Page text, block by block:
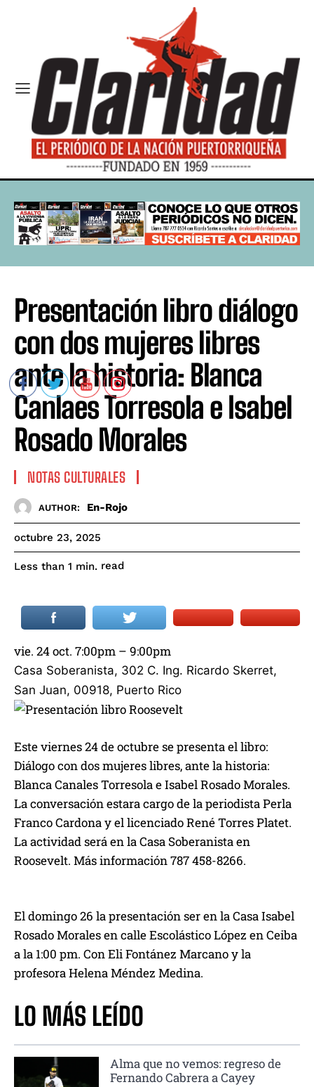
Presentación libro diálogo
con dos mujeres libres
ante la historia: Blanca
Canlaes Torresola e Isabel
Rosado Morales
NOTAS CULTURALES
AUTHOR: En-Rojo
octubre 23, 2025
Less than 1 min. read
vie. 24 oct. 7:00pm – 9:00pm
Casa Soberanista, 302 C. Ing. Ricardo Skerret,
San Juan, 00918, Puerto Rico
Este viernes 24 de octubre se presenta el libro:
Diálogo con dos mujeres libres, ante la historia:
Blanca Canales Torresola e Isabel Rosado Morales.
La conversación estara cargo de la periodista Perla
Franco Cardona y el licenciado René Torres Platet.
La actividad será en la Casa Soberanista en
Roosevelt. Más información 787 458-8266.
El domingo 26 la presentación ser en la Casa Isabel
Rosado Morales en calle Escolástico López en Ceiba
a la 1:00 pm. Con Eli Fontánez Marcano y la
profesora Helena Méndez Medina.
LO MÁS LEÍDO
Alma que no vemos: regreso de
Fernando Cabrera a Cayey